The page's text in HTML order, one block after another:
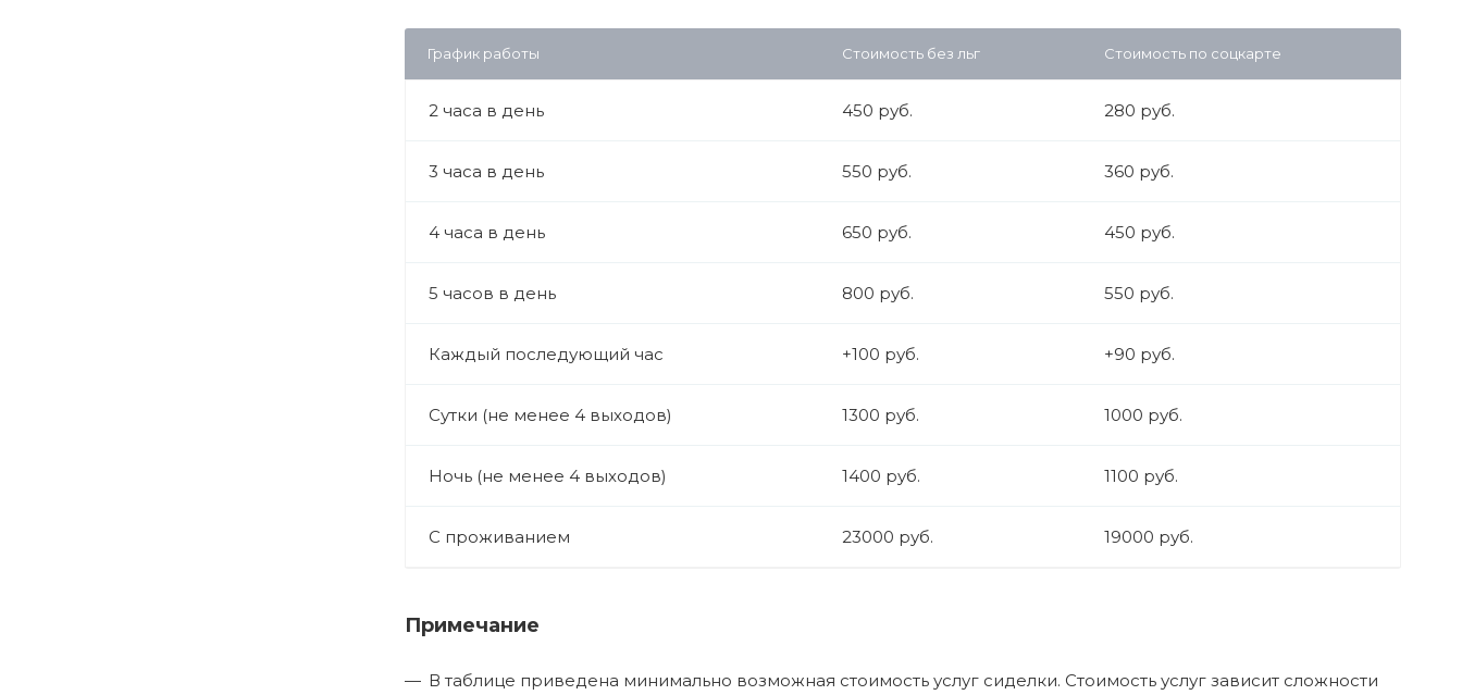
График работы Стоимость без льг Стоимость по соцкарте
2 часа в день 450 руб. 280 руб.
3 часа в день 550 руб. 360 руб.
4 часа в день 650 руб. 450 руб.
5 часов в день 800 руб. 550 руб.
Каждый последующий час +100 руб. +90 руб.
Сутки (не менее 4 выходов) 1300 руб. 1000 руб.
Ночь (не менее 4 выходов) 1400 руб. 1100 руб.
С проживанием 23000 руб. 19000 руб.
Примечание
В таблице приведена минимально возможная стоимость услуг сиделки. Стоимость услуг зависит сложности